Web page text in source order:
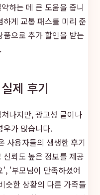
하는 데 큰 도움을 줍니
게 교통 패스를 미리 준
으로 추가 할인을 받는
제 후기
나지만, 광고성 글이나
우가 많습니다.
사용자들의 생생한 후기
뢰도 높은 정보를 제공
'부모님이 만족하셨어
슷한 상황의 다른 가족들